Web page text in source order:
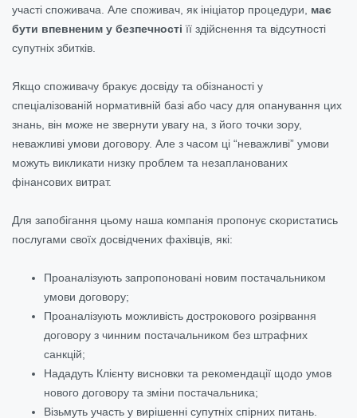
участі споживача. Але споживач, як ініціатор процедури, має
бути впевненим у безпечності її здійснення та відсутності
супутніх збитків.
Якщо споживачу бракує досвіду та обізнаності у
спеціалізованій нормативній базі або часу для опанування цих
знань, він може не звернути увагу на, з його точки зору,
неважливі умови договору. Але з часом ці “неважливі” умови
можуть викликати низку проблем та незапланованих
фінансових витрат.
Для запобігання цьому наша компанія пропонує скористатись
послугами своїх досвідчених фахівців, які:
Проаналізують запропоновані новим постачальником
умови договору;
Проаналізують можливість дострокового розірвання
договору з чинним постачальником без штрафних
санкцій;
Нададуть Клієнту висновки та рекомендації щодо умов
нового договору та зміни постачальника;
Візьмуть участь у вирішенні супутніх спірних питань.